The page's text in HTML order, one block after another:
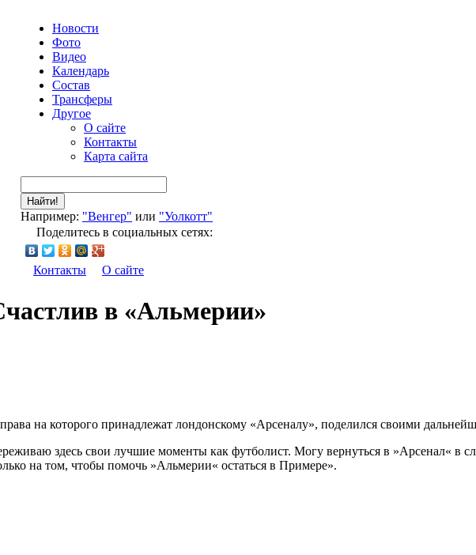
Новости
Фото
Видео
Календарь
Состав
Трансферы
Другое
О сайте
Контакты
Карта сайта
Найти!
Например: "Венгер" или "Уолкотт"
Поделитесь в социальных сетях:
Контакты О сайте
в «Альмерии»
на которого принадлежат лондонскому «Арсеналу», поделился своими
здесь свои лучшие моменты как футболист. Могу вернуться в »Арсенал« в
на том, чтобы помочь »Альмерии« остаться в Примере».